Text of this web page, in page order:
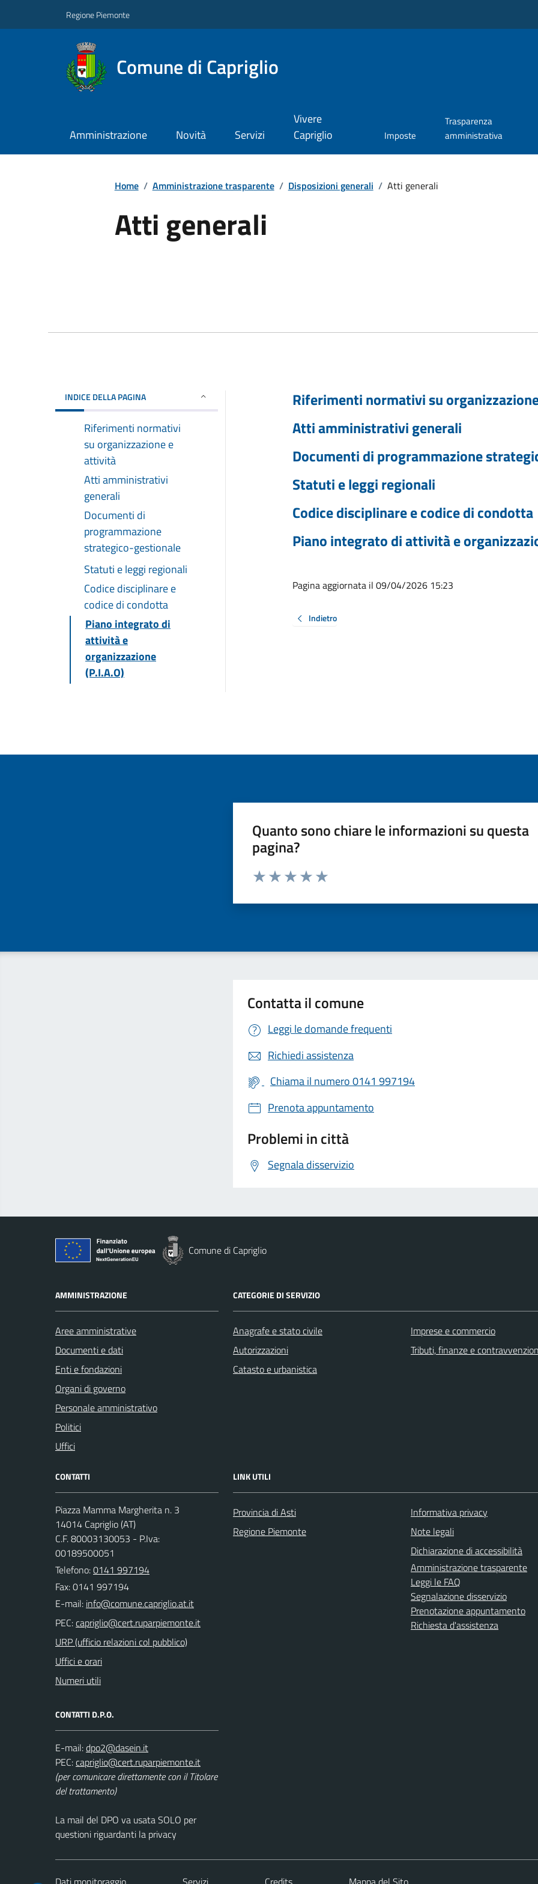
Regione Piemonte
Comune di Capriglio
Amministrazione Novità Servizi
Vivere
Capriglio
Imposte
Trasparenza
amministrativa
Home / Amministrazione trasparente / Disposizioni generali / Atti generali
Atti generali
INDICE DELLA PAGINA
Riferimenti normativi
su organizzazione e
attività
Atti amministrativi
generali
Documenti di
programmazione
strategico-gestionale
Statuti e leggi regionali
Codice disciplinare e
codice di condotta
Piano integrato di
attività e
organizzazione
(P.I.A.O)
Riferimenti normativi su
Atti amministrativi generali
Documenti di programmazione
Statuti e leggi regionali
Codice disciplinare e codice di condotta
Piano integrato di attività e
Pagina aggiornata il 09/04/2026 15:23
Indietro
Quanto sono chiare le informazioni su questa
pagina?
Valuta da 1 a 5 stelle la pagina
Contatta il comune
Leggi le domande frequenti
Richiedi assistenza
Chiama il numero 0141 997194
Prenota appuntamento
Problemi in città
Segnala disservizio
Comune di Capriglio
AMMINISTRAZIONE
Aree amministrative
Documenti e dati
Enti e fondazioni
Organi di governo
Personale amministrativo
Politici
Uffici
CATEGORIE DI SERVIZIO
Anagrafe e stato civile
Autorizzazioni
Catasto e urbanistica
Imprese e commercio
Tributi, finanze e
CONTATTI
Piazza Mamma Margherita n. 3
14014 Capriglio (AT)
C.F. 80003130053 - P.Iva:
00189500051
Telefono:0141 997194
Fax: 0141 997194
E-mail:
PEC:
URP (ufficio relazioni col pubblico)
Uffici e orari
Numeri utili
CONTATTI D.P.O.
E-mail:
PEC:
(per comunicare direttamente con il Titolare
del trattamento)
La mail del DPO va usata SOLO per
questioni riguardanti la privacy
LINK UTILI
Provincia di Asti
Regione Piemonte
Informativa privacy
Note legali
Dichiarazione di accessibilità
Amministrazione trasparente
Leggi le FAQ
Segnalazione disservizio
Prenotazione appuntamento
Richiesta d'assistenza